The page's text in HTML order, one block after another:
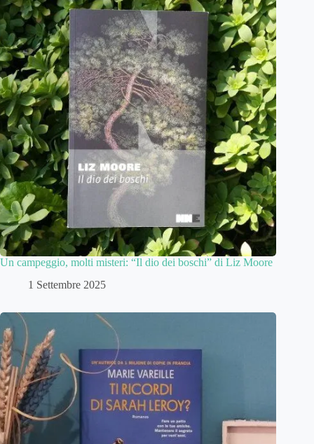
Un campeggio, molti misteri: “Il dio dei boschi” di Liz Moore
1 Settembre 2025